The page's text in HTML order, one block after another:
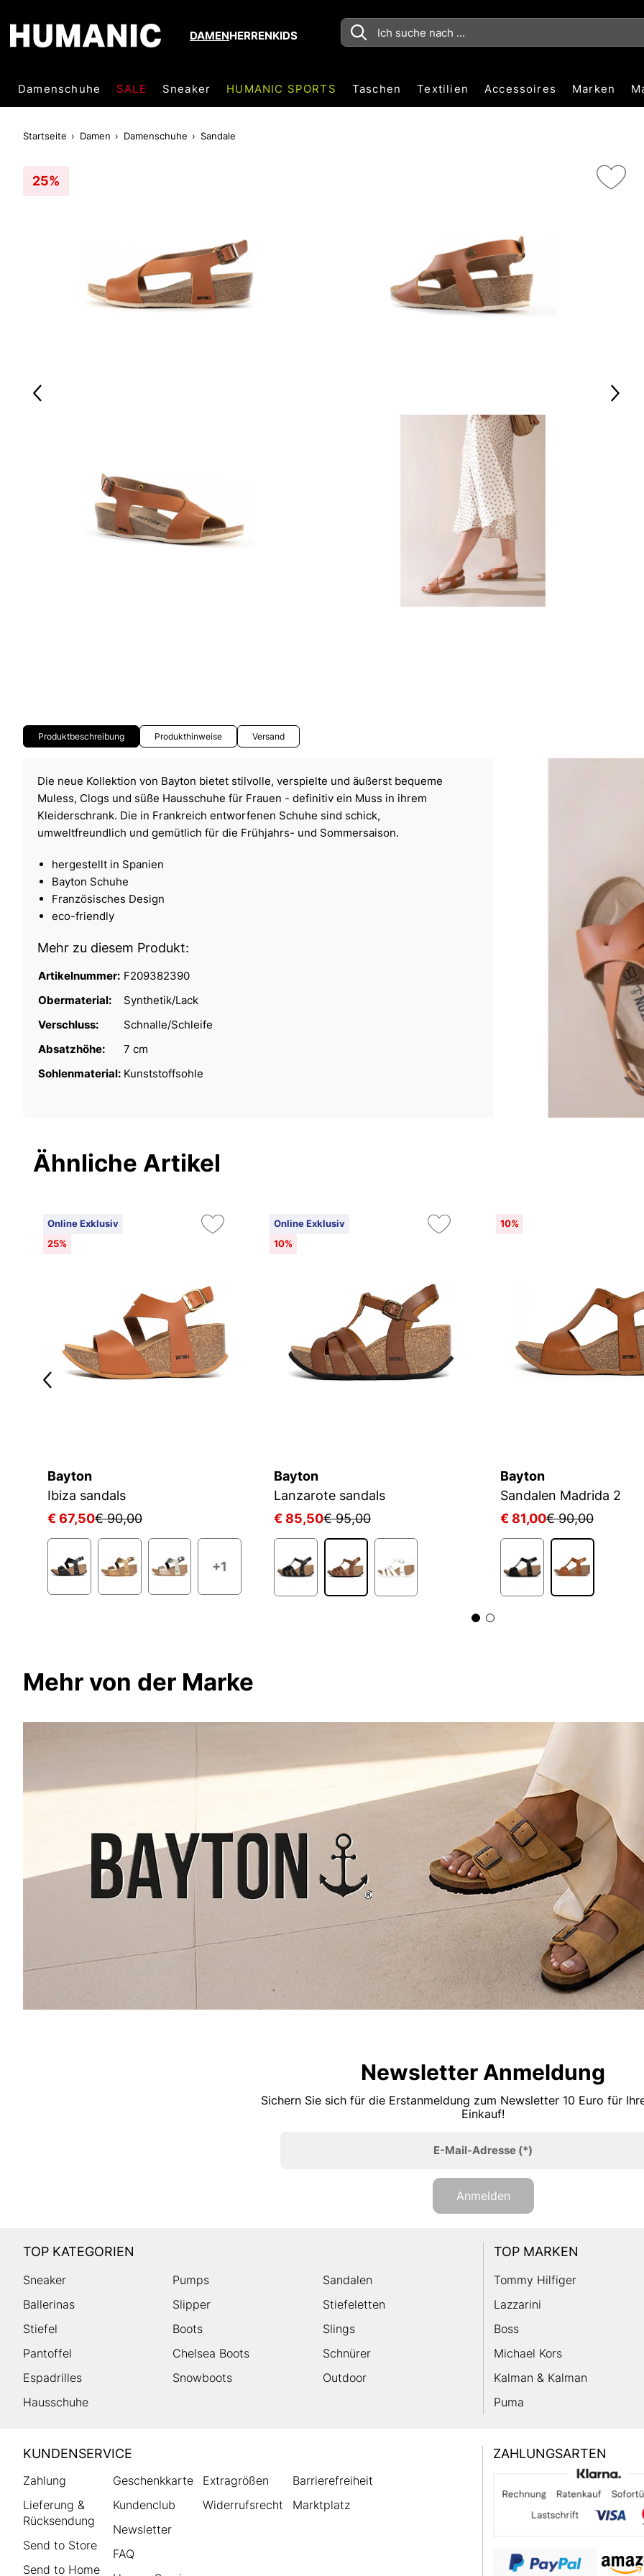
DAMENHERRENKIDS
Damenschuhe SALE Sneaker HUMANIC SPORTS Taschen Textilien Accessoires Marken
Startseite Damen Damenschuhe Sandale
25%
Produktbeschreibung Produkthinweise Versand
Die neue Kollektion von Bayton bietet stilvolle, verspielte und äußerst bequeme
Muless, Clogs und süße Hausschuhe für Frauen - definitiv ein Muss in ihrem
Kleiderschrank. Die in Frankreich entworfenen Schuhe sind schick,
umweltfreundlich und gemütlich für die Frühjahrs- und Sommersaison.
hergestellt in Spanien
Bayton Schuhe
Französisches Design
eco-friendly
Mehr zu diesem Produkt:
Artikelnummer: F209382390
Obermaterial:
Synthetik/Lack
Verschluss:
Schnalle/Schleife
Absatzhöhe:
7 cm
Sohlenmaterial: Kunststoffsohle
Ähnliche Artikel
Online Exklusiv
25%
Bayton
Ibiza sandals
€ 67,50€ 90,00
+1
Online Exklusiv
10%
Bayton
Lanzarote sandals
€ 85,50€ 95,00
10%
Bayton
Sandalen Madrida 2
€ 81,00€ 90,00
Mehr von der Marke
Newsletter Anmeldung
Sichern Sie sich für die Erstanmeldung zum Newsletter 10 Euro für
Einkauf!
E-Mail-Adresse(*)
Anmelden
TOP KATEGORIEN
Sneaker Pumps
Sandalen
Ballerinas
Slipper
Stiefeletten
Stiefel
Boots
Slings
Pantoffel
Chelsea Boots
Schnürer
Espadrilles
Snowboots
Outdoor
Hausschuhe
TOP MARKEN
Tommy Hilfiger
Lazzarini
Boss
Michael Kors
Kalman & Kalman
Puma
HUMANIC
Footer
KUNDENSERVICE
Zahlung
Lieferung &
Rücksendung
Send to Store
Send to Home
Geschenkkarte
Kundenclub
Newsletter
FAQ
Extragrößen
Widerrufsrecht
Barrierefreiheit
Marktplatz
ZAHLUNGSARTEN